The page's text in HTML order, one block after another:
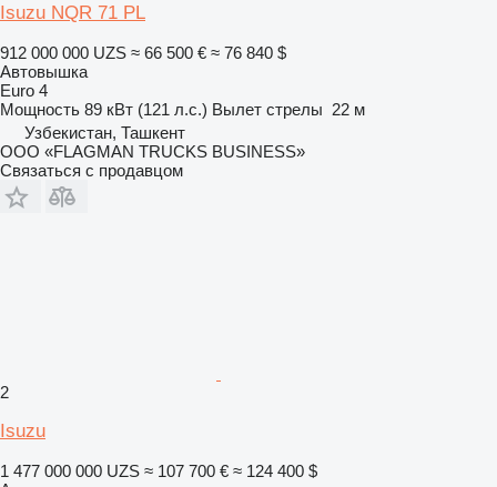
Isuzu NQR 71 PL
912 000 000 UZS ≈ 66 500 € ≈ 76 840 $
Автовышка
Euro 4
Мощность 89 кВт (121 л.с.) Вылет стрелы 22 м
Узбекистан, Ташкент
ООО «FLAGMAN TRUCKS BUSINESS»
Связаться с продавцом
2
Isuzu
1 477 000 000 UZS ≈ 107 700 € ≈ 124 400 $